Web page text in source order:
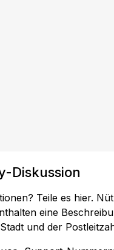
Diskussion
Teile es hier.
eine
und der